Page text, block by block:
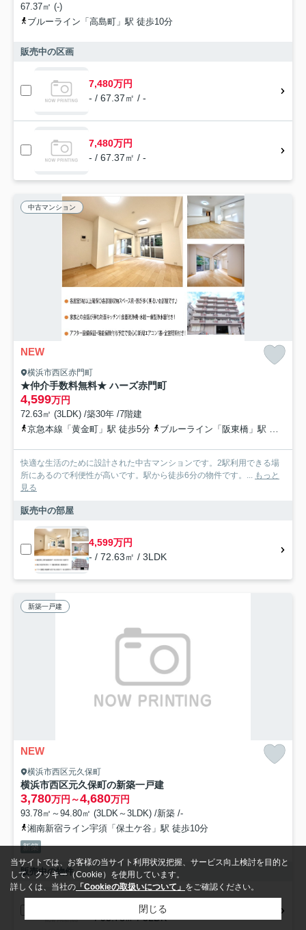
67.37㎡ (-)
ブルーライン「高島町」駅 徒歩10分
販売中の区画
7,480万円
- / 67.37㎡ / -
7,480万円
- / 67.37㎡ / -
中古マンション
NEW
横浜市西区赤門町
★仲介手数料無料★ ハーズ赤門町
4,599万円
72.63㎡ (3LDK) /築30年 /7階建
京急本線「黄金町」駅 徒歩5分
ブルーライン「阪東橋」駅 徒歩10分
快適な生活のために設計された中古マンションです。2駅利用できる場
所にあるので利便性が高いです。駅から徒歩6分の物件です。...
もっと
見る
販売中の部屋
4,599万円
- / 72.63㎡ / 3LDK
新築一戸建
NEW
横浜市西区元久保町
横浜市西区元久保町の新築一戸建
3,780万円～4,680万円
93.78㎡～94.80㎡ (3LDK～3LDK) /新築 /-
湘南新宿ライン宇須「保土ケ谷」駅 徒歩10分
新築
販売中の物件
- / 93.78㎡ / 3LDK
当サイトでは、お客様の当サイト利用状況把握、サービス向上検討を目的と
して、クッキー（Cookie）を使用しています。
詳しくは、当社の 「Cookieの取扱いについて」 をご確認ください。
閉じる